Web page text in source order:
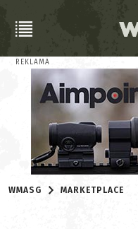
REKLAMA
WMASG MARKETPLACE